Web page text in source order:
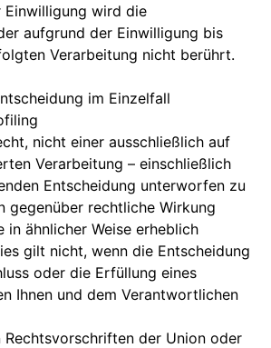
Einwilligung wird die
aufgrund der Einwilligung bis
Verarbeitung nicht berührt.
im Einzelfall
nicht einer ausschließlich auf
Verarbeitung – einschließlich
Entscheidung unterworfen zu
gegenüber rechtliche Wirkung
in ähnlicher Weise erheblich
gilt nicht, wenn die Entscheidung
oder die Erfüllung eines
Ihnen und dem Verantwortlichen
der Union oder